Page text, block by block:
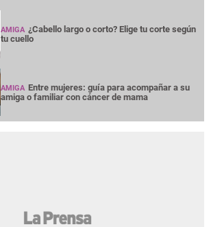
AMIGA ¿Cabello largo o corto? Elige tu corte según
tu cuello
AMIGA Entre mujeres: guía para acompañar a su
amiga o familiar con cáncer de mama